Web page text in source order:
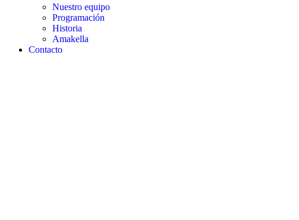
Nuestro equipo
Programación
Historia
Amakella
Contacto